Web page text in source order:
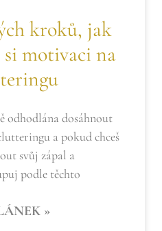
kroků, jak
motivaci na
odhodlána dosáhnout
a pokud chceš
svůj zápal a
podle těchto
»